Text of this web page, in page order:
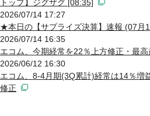
トップ】ジグザグ [08:35]
2026/07/14 17:27
★本日の【サプライズ決算】速報 (07月
2026/07/14 16:35
エコム、今期経常を22％上方修正・最
2026/06/12 16:30
エコム、8-4月期(3Q累計)経常は14％増
修正